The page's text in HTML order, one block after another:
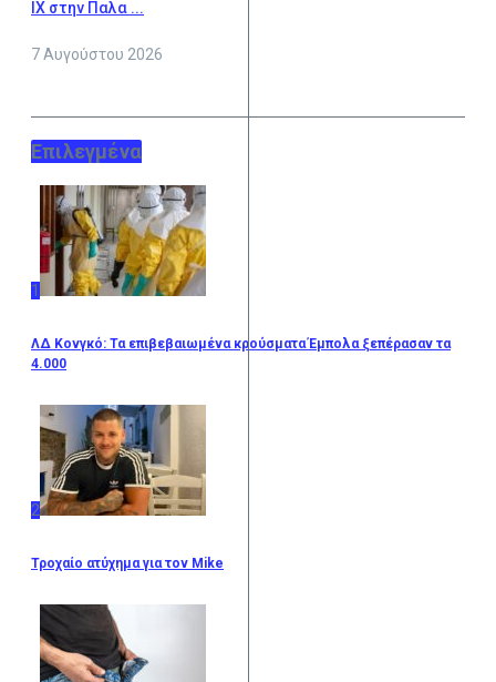
ΙΧ στην Παλα ...
7 Αυγούστου 2026
Επιλεγμένα
1
ΛΔ Κονγκό: Τα επιβεβαιωμένα κρούσματα Έμπολα ξεπέρασαν τα
4.000
2
Τροχαίο ατύχημα για τον Mike